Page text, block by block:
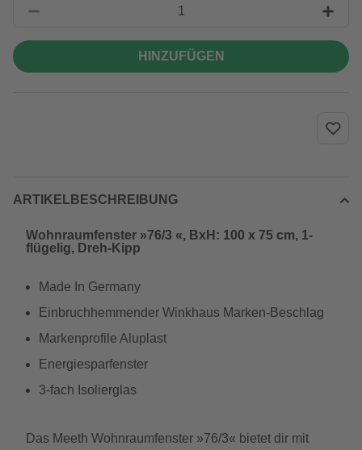
HINZUFÜGEN
ARTIKELBESCHREIBUNG
Wohnraumfenster »76/3 «, BxH: 100 x 75 cm, 1-
flügelig, Dreh-Kipp
Made In Germany
Einbruchhemmender Winkhaus Marken-Beschlag
Markenprofile Aluplast
Energiesparfenster
3-fach Isolierglas
Das Meeth Wohnraumfenster »76/3« bietet dir mit